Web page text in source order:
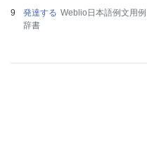
発達する Weblio日本語例文用例
辞書